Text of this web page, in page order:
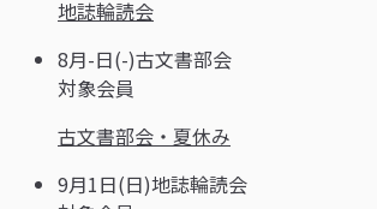
地誌輪読会
8月-日(-)古文書部会
対象会員
古文書部会・夏休み
9月1日(日)地誌輪読会